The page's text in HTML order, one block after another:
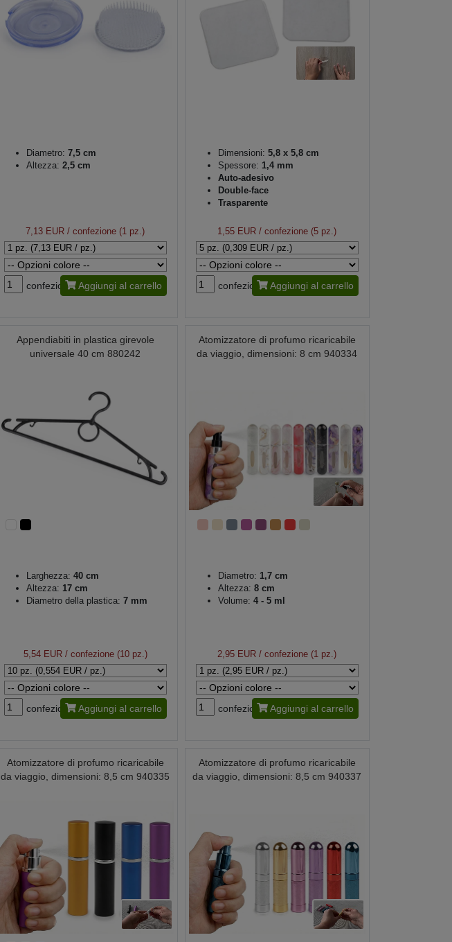
Diametro: 7,5 cm
Altezza: 2,5 cm
7,13 EUR / confezione (1 pz.)
confezione Aggiungi al carrello
Dimensioni: 5,8 x 5,8 cm
Spessore: 1,4 mm
Auto-adesivo
Double-face
Trasparente
1,55 EUR / confezione (5 pz.)
confezione Aggiungi al carrello
Appendiabiti in plastica girevole
universale 40 cm 880242
Larghezza: 40 cm
Altezza: 17 cm
Diametro della plastica: 7 mm
5,54 EUR/ confezione (10 pz.)
confezione Aggiungi al carrello
Atomizzatore di profumo ricaricabile
da viaggio, dimensioni: 8 cm 940334
Diametro: 1,7 cm
Altezza: 8 cm
Volume: 4 - 5 ml
2,95 EUR / confezione (1 pz.)
confezione Aggiungi al carrello
Atomizzatore di profumo ricaricabile
da viaggio, dimensioni: 8,5 cm 940335
Atomizzatore di profumo ricaricabile
da viaggio, dimensioni: 8,5 cm 940337